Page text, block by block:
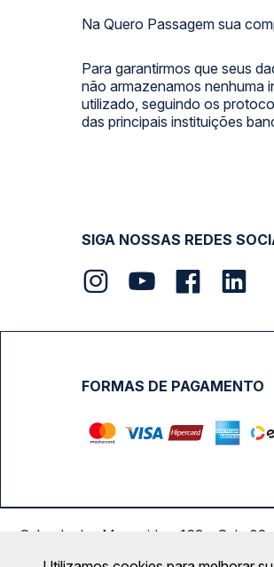
Na Quero Passagem sua
Para garantirmos que seus
não armazenamos nenhuma
utilizado, seguindo os
das principais instituições
SIGA NOSSAS REDES
FORMAS DE PAGAMENTO
Calçada das Margaridas, 163 - Sala